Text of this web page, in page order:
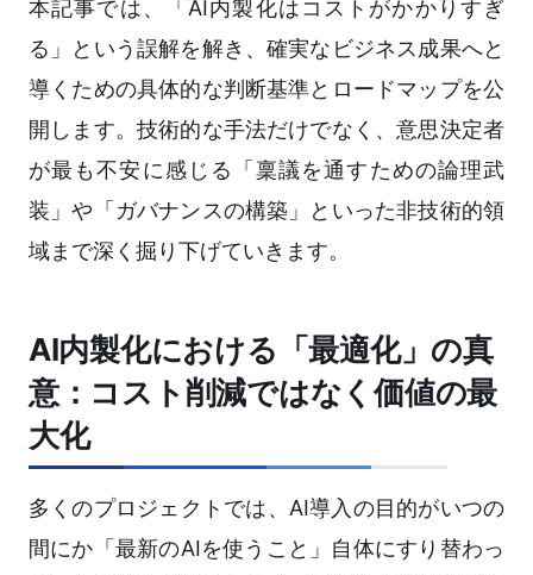
本記事では、「AI内製化はコストがかかりすぎ
る」という誤解を解き、確実なビジネス成果へと
導くための具体的な判断基準とロードマップを公
開します。技術的な手法だけでなく、意思決定者
が最も不安に感じる「稟議を通すための論理武
装」や「ガバナンスの構築」といった非技術的領
域まで深く掘り下げていきます。
AI内製化における「最適化」の真
意：コスト削減ではなく価値の最
大化
多くのプロジェクトでは、AI導入の目的がいつの
間にか「最新のAIを使うこと」自体にすり替わっ